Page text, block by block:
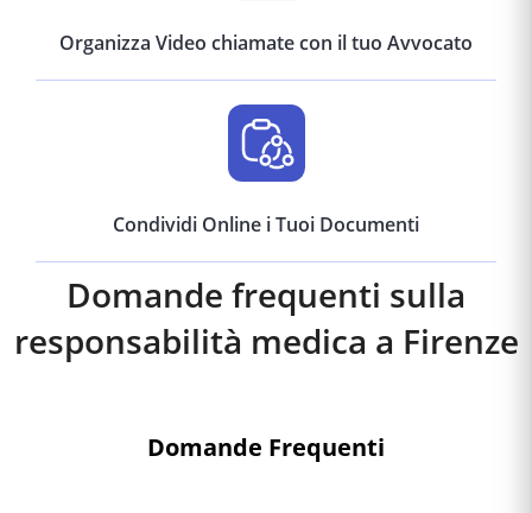
Organizza Video chiamate con il tuo Avvocato
Condividi Online i Tuoi Documenti
Domande frequenti sulla
responsabilità medica a Firenze
Domande Frequenti